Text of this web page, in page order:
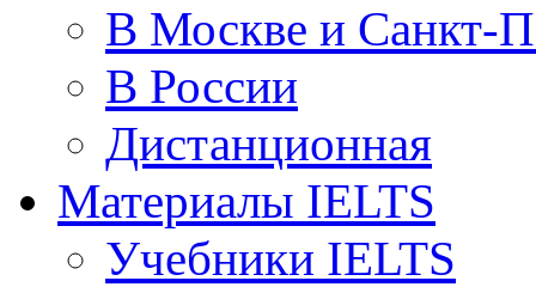
В Москве и Санкт-
В России
Дистанционная
Материалы IELTS
Учебники IELTS